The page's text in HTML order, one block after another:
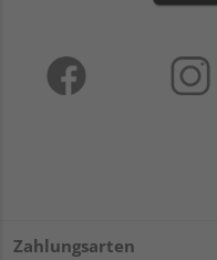
Zahlungsarten